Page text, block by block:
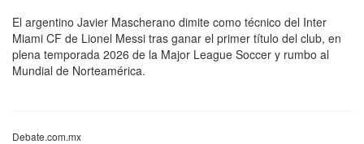
El argentino Javier Mascherano dimite como técnico del Inter
Miami CF de Lionel Messi tras ganar el primer título del club, en
plena temporada 2026 de la Major League Soccer y rumbo al
Mundial de Norteamérica.
Debate.com.mx